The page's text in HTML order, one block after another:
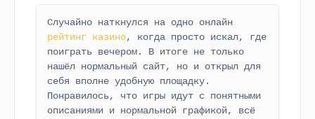
рейтинг казино, когда просто искал, где
поиграть вечером. В итоге не только
нашёл нормальный сайт, но и открыл для
себя вполне удобную площадку.
Понравилось, что игры идут с понятными
описаниями и нормальной графикой, всё